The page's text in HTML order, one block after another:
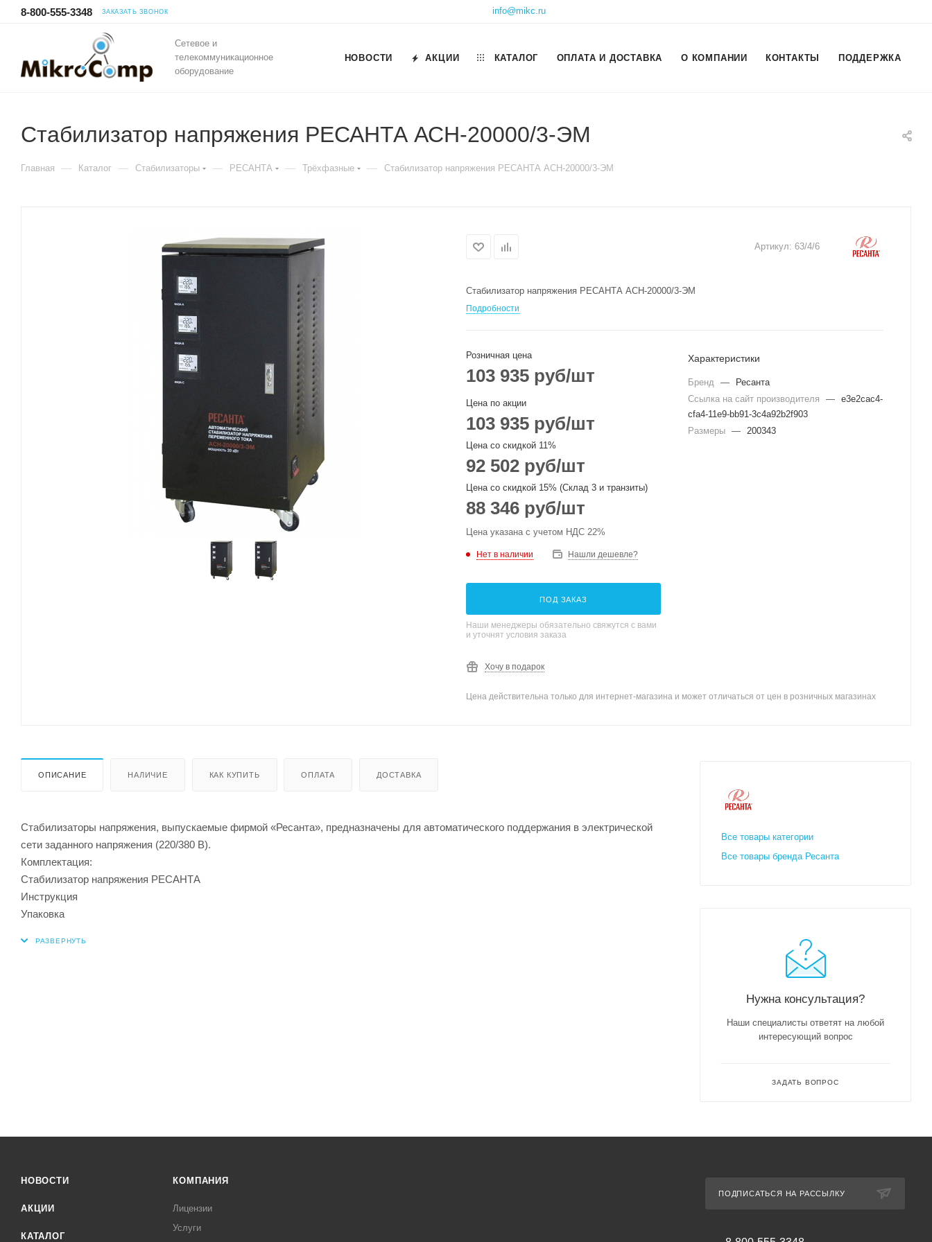
8-800-555-3348 ЗАКАЗАТЬ ЗВОНОК info@mikc.ru
Сетевое и
телекоммуникационное
оборудование
НОВОСТИ АКЦИИ КАТАЛОГ ОПЛАТА И ДОСТАВКА О КОМПАНИИ КОНТАКТЫ ПОДДЕРЖКА
Стабилизатор напряжения РЕСАНТА АСН-20000/3-ЭМ
Главная — Каталог — Стабилизаторы — РЕСАНТА — Трёхфазные — Стабилизатор напряжения РЕСАНТА АСН-20000/3-ЭМ
Артикул: 63/4/6
Стабилизатор напряжения РЕСАНТА АСН-20000/3-ЭМ
Подробности
Розничная цена
103 935 руб/шт
Цена по акции
103 935 руб/шт
Цена со скидкой 11%
92 502 руб/шт
Цена со скидкой 15% (Склад 3 и транзиты)
88 346 руб/шт
Цена указана с учетом НДС 22%
Нет в наличии Нашли дешевле?
ПОД ЗАКАЗ
Наши менеджеры обязательно свяжутся с вами
и уточнят условия заказа
Хочу в подарок
Характеристики
Бренд —
Ресанта
Ссылка на сайт производителя
— e3e2cac4-
cfa4-11e9-bb91-3c4a92b2f903
Размеры — 200343
Цена действительна только для интернет-магазина и может отличаться от цен в розничных магазинах
ОПИСАНИЕ НАЛИЧИЕ КАК КУПИТЬ ОПЛАТА ДОСТАВКА
Стабилизаторы напряжения, выпускаемые фирмой «Ресанта», предназначены для автоматического поддержания в электрической
сети заданного напряжения (220/380 В).
Комплектация:
Стабилизатор напряжения РЕСАНТА
Инструкция
Упаковка
Все товары категории
Все товары бренда Ресанта
Нужна консультация?
Наши специалисты ответят на любой
интересующий вопрос
ЗАДАТЬ ВОПРОС
НОВОСТИ
АКЦИИ
КАТАЛОГ
КОМПАНИЯ
Лицензии
Услуги
ПОДПИСАТЬСЯ НА РАССЫЛКУ